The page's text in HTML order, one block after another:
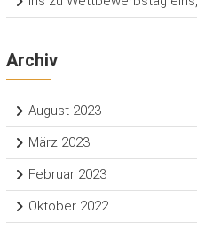
Archiv
August 2023
März 2023
Februar 2023
Oktober 2022